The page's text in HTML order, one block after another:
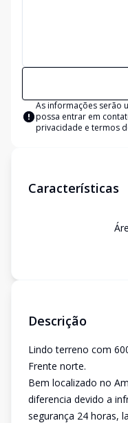
As informações serão
possa entrar em
privacidade e termos
Características
Descrição
Lindo terreno com
Frente norte.
Bem localizado no
diferencia devido a
segurança 24 horas,